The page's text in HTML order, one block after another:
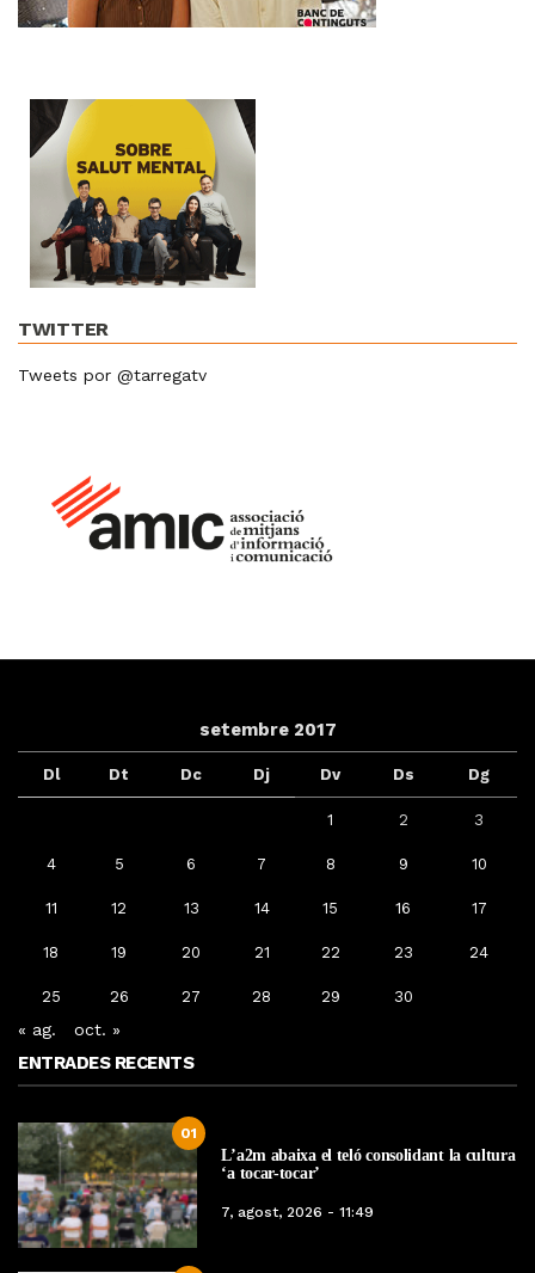
TWITTER
Tweets por @tarregatv
setembre 2017
Dl Dt Dc Dj Dv Ds Dg
1 2 3
4 5 6 7 8 9 10
11 12 13 14 15 16 17
18 19 20 21 22 23 24
25 26 27 28 29 30
« ag. oct. »
ENTRADES RECENTS
01
L’a2m abaixa el teló consolidant la cultura
‘a tocar-tocar’
7, agost, 2026 - 11:49